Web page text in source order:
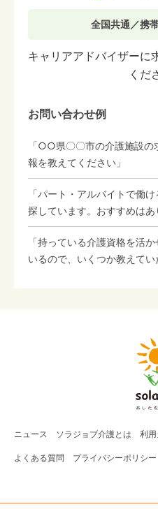
全国共通／携
キャリアアドバイザーに
くだ
お問い合わせ例
「○○県〇〇市の介護施設の
報を教えてください」
「パート・アルバイトで働
探しています。おすすめはあ
「持っている介護資格を活
いるので、いくつか教えてい
ニュース ソラジョブ介護とは 利
よくある質問 プライバシーポリシー